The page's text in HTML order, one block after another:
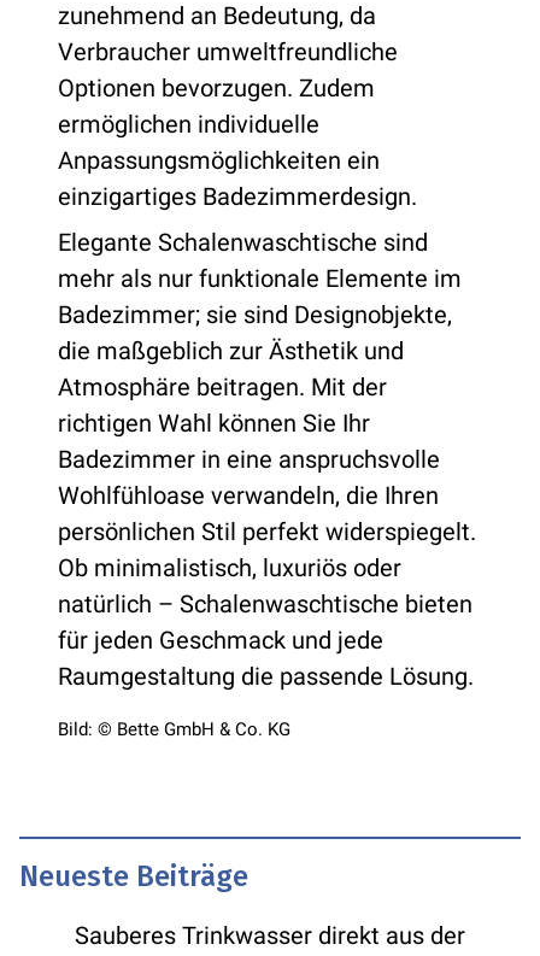
zunehmend an Bedeutung, da
Verbraucher umweltfreundliche
Optionen bevorzugen. Zudem
ermöglichen individuelle
Anpassungsmöglichkeiten ein
einzigartiges Badezimmerdesign.
Elegante Schalenwaschtische sind
mehr als nur funktionale Elemente im
Badezimmer; sie sind Designobjekte,
die maßgeblich zur Ästhetik und
Atmosphäre beitragen. Mit der
richtigen Wahl können Sie Ihr
Badezimmer in eine anspruchsvolle
Wohlfühloase verwandeln, die Ihren
persönlichen Stil perfekt widerspiegelt.
Ob minimalistisch, luxuriös oder
natürlich – Schalenwaschtische bieten
für jeden Geschmack und jede
Raumgestaltung die passende Lösung.
Bild: © Bette GmbH & Co. KG
Neueste Beiträge
Sauberes Trinkwasser direkt aus der